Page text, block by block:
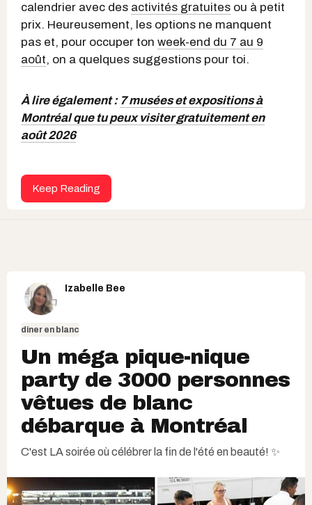
calendrier avec des activités gratuites ou à petit
prix. Heureusement, les options ne manquent
pas et, pour occuper ton week-end du 7 au 9
août, on a quelques suggestions pour toi.
À lire également : 7 musées et expositions à
Montréal que tu peux visiter gratuitement en
août 2026
Keep Reading
Izabelle Bee
diner en blanc
Un méga pique-nique
party de 3000 personnes
vêtues de blanc
débarque à Montréal
C'est LA soirée où célébrer la fin de l'été en beauté! ✨